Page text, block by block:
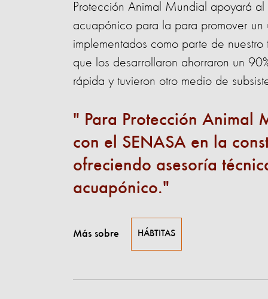
Protección Animal Mundial apoyará
acuapónico para la para promover un
implementados como parte de
que los desarrollaron ahorraron un
rápida y tuvieron otro medio de
Para Protección Animal
con el SENASA en la
ofreciendo asesoría
acuapónico.
Más sobre HÁBTITAS